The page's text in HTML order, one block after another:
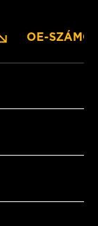
OE-